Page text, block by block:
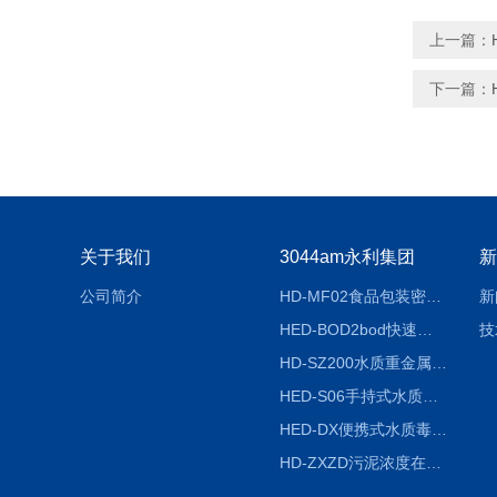
上一篇：
下一篇：
关于我们
公司简介
3044am永利集团
HD-MF02食品包装密封性检测仪
HED-S06手持式水质检测仪
HED-DX便携式水质毒性快速检测仪
HD-ZXZD污泥浓度在线监测仪